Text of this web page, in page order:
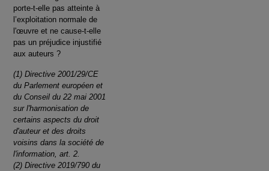
porte-t-elle pas atteinte à
l’exploitation normale de
l'œuvre et ne cause-t-elle
pas un préjudice injustifié
aux auteurs ?
(1) Directive 2001/29/CE
du Parlement européen et
du Conseil du 22 mai 2001
sur l'harmonisation de
certains aspects du droit
d'auteur et des droits
voisins dans la société de
l'information, art. 2.
(2) Directive 2019/790 du